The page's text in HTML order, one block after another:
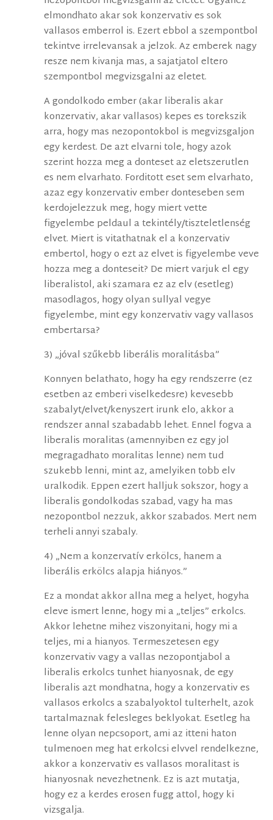
elmondhato akar sok konzervativ es sok
vallasos emberrol is. Ezert ebbol a szempontbol
tekintve irrelevansak a jelzok. Az emberek nagy
resze nem kivanja mas, a sajatjatol eltero
szempontbol megvizsgalni az eletet.
A gondolkodo ember (akar liberalis akar
konzervativ, akar vallasos) kepes es torekszik
arra, hogy mas nezopontokbol is megvizsgaljon
egy kerdest. De azt elvarni tole, hogy azok
szerint hozza meg a donteset az eletszerutlen
es nem elvarhato. Forditott eset sem elvarhato,
azaz egy konzervativ ember donteseben sem
kerdojelezzuk meg, hogy miert vette
figyelembe peldaul a tekintély/tiszteletlenség
elvet. Miert is vitathatnak el a konzervativ
embertol, hogy o ezt az elvet is figyelembe veve
hozza meg a donteseit? De miert varjuk el egy
liberalistol, aki szamara ez az elv (esetleg)
masodlagos, hogy olyan sullyal vegye
figyelembe, mint egy konzervativ vagy vallasos
embertarsa?
3) „jóval szűkebb liberális moralitásba”
Konnyen belathato, hogy ha egy rendszerre (ez
esetben az emberi viselkedesre) kevesebb
szabalyt/elvet/kenyszert irunk elo, akkor a
rendszer annal szabadabb lehet. Ennel fogva a
liberalis moralitas (amennyiben ez egy jol
megragadhato moralitas lenne) nem tud
szukebb lenni, mint az, amelyiken tobb elv
uralkodik. Eppen ezert halljuk sokszor, hogy a
liberalis gondolkodas szabad, vagy ha mas
nezopontbol nezzuk, akkor szabados. Mert nem
terheli annyi szabaly.
4) „Nem a konzervatív erkölcs, hanem a
liberális erkölcs alapja hiányos.”
Ez a mondat akkor allna meg a helyet, hogyha
eleve ismert lenne, hogy mi a „teljes” erkolcs.
Akkor lehetne mihez viszonyitani, hogy mi a
teljes, mi a hianyos. Termeszetesen egy
konzervativ vagy a vallas nezopontjabol a
liberalis erkolcs tunhet hianyosnak, de egy
liberalis azt mondhatna, hogy a konzervativ es
vallasos erkolcs a szabalyoktol tulterhelt, azok
tartalmaznak felesleges beklyokat. Esetleg ha
lenne olyan nepcsoport, ami az itteni haton
tulmenoen meg hat erkolcsi elvvel rendelkezne,
akkor a konzervativ es vallasos moralitast is
hianyosnak nevezhetnenk. Ez is azt mutatja,
hogy ez a kerdes erosen fugg attol, hogy ki
vizsgalja.